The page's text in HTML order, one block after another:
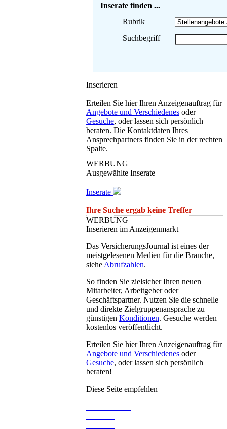
Inserate finden ...
Rubrik
Suchbegriff
Inserieren
Erteilen Sie hier Ihren Anzeigenauftrag für
Angebote und Verschiedenes oder
Gesuche, oder lassen sich persönlich
beraten. Die Kontaktdaten Ihres
Ansprechpartners finden Sie in der rechten
Spalte.
WERBUNG
Ausgewählte Inserate
Inserate
Ihre Suche ergab keine Treffer
WERBUNG
Inserieren im Anzeigenmarkt
Das VersicherungsJournal ist eines der
meistgelesenen Medien für die Branche,
siehe Abrufzahlen.
So finden Sie zielsicher Ihren neuen
Mitarbeiter, Arbeitgeber oder
Geschäftspartner. Nutzen Sie die schnelle
und direkte Zielgruppenansprache zu
günstigen Konditionen. Gesuche werden
kostenlos veröffentlicht.
Erteilen Sie hier Ihren Anzeigenauftrag für
Angebote und Verschiedenes oder
Gesuche, oder lassen sich persönlich
beraten!
Diese Seite empfehlen